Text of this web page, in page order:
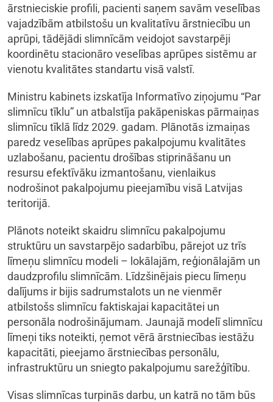
ārstnieciskie profili, pacienti saņem savām veselības
vajadzībām atbilstošu un kvalitatīvu ārstniecību un
aprūpi, tādējādi slimnīcām veidojot savstarpēji
koordinētu stacionāro veselības aprūpes sistēmu ar
vienotu kvalitātes standartu visā valstī.
Ministru kabinets izskatīja Informatīvo ziņojumu “Par
slimnīcu tīklu” un atbalstīja pakāpeniskas pārmaiņas
slimnīcu tīklā līdz 2029. gadam. Plānotās izmaiņas
paredz veselības aprūpes pakalpojumu kvalitātes
uzlabošanu, pacientu drošības stiprināšanu un
resursu efektīvāku izmantošanu, vienlaikus
nodrošinot pakalpojumu pieejamību visā Latvijas
teritorijā.
Plānots noteikt skaidru slimnīcu pakalpojumu
struktūru un savstarpējo sadarbību, pārejot uz trīs
līmeņu slimnīcu modeli – lokālajām, reģionālajām un
daudzprofilu slimnīcām. Līdzšinējais piecu līmeņu
dalījums ir bijis sadrumstalots un ne vienmēr
atbilstošs slimnīcu faktiskajai kapacitātei un
personāla nodrošinājumam. Jaunajā modelī slimnīcu
līmeņi tiks noteikti, ņemot vērā ārstniecības iestāžu
kapacitāti, pieejamo ārstniecības personālu,
infrastruktūru un sniegto pakalpojumu sarežģītību.
Visas slimnīcas turpinās darbu, un katrā no tām būs